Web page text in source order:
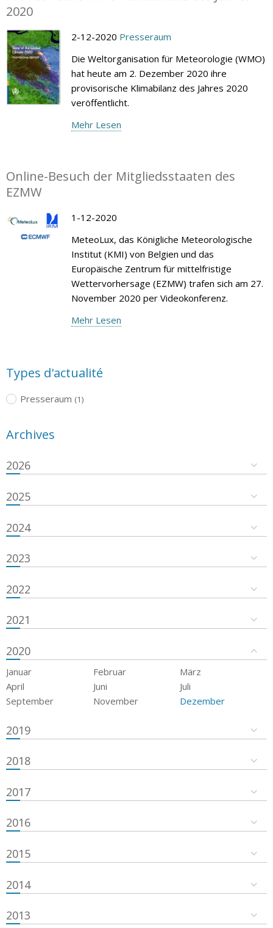
2020
2-12-2020 Presseraum
Die Weltorganisation für Meteorologie (WMO)
hat heute am 2. Dezember 2020 ihre
provisorische Klimabilanz des Jahres 2020
veröffentlicht.
Mehr Lesen
Online-Besuch der Mitgliedsstaaten des
EZMW
1-12-2020
MeteoLux, das Königliche Meteorologische
Institut (KMI) von Belgien und das
Europäische Zentrum für mittelfristige
Wettervorhersage (EZMW) trafen sich am 27.
November 2020 per Videokonferenz.
Mehr Lesen
Types d'actualité
Presseraum (1)
Archives
2026
2025
2024
2023
2022
2021
2020
Januar Februar
März
April
Juni
Juli
September
November Dezember
2019
2018
2017
2016
2015
2014
2013